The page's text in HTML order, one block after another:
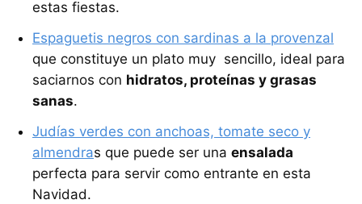
estas fiestas.
Espaguetis negros con sardinas a la provenzal
que constituye un plato muy sencillo, ideal para
saciarnos con hidratos, proteínas y grasas
sanas.
Judías verdes con anchoas, tomate seco y
almendras que puede ser una ensalada
perfecta para servir como entrante en esta
Navidad.